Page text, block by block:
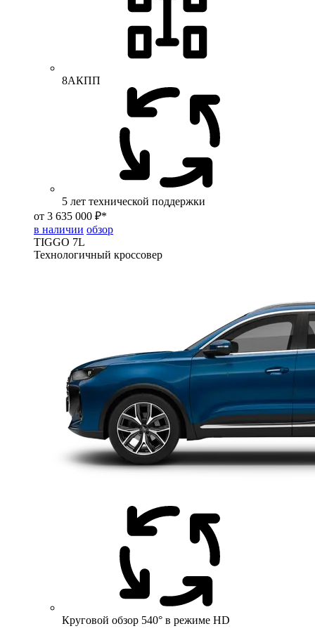
8АКПП
5 лет технической поддержки
от 3 635 000 ₽*
в наличии обзор
TIGGO 7L
Технологичный кроссовер
Круговой обзор 540° в режиме HD